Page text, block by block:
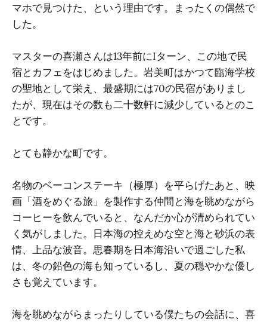
マホで見つけた、という理由です。まったくの偶然で
した。
マスターの喜瀬さんは13年前にIターン、この地で民
宿とカフェをはじめました。岩美町はかつて臨海学校
の聖地として栄え、最盛期には70の民宿がありまし
たが、現在はその数も二十数軒に減少しているとのこ
とです。
とても静かな町です。
名物のベーコンステーキ（極厚）を平らげたあと、映
画「酒をめぐる旅」を製作する仲間と海を眺めながら
コーヒーを飲んでいると、なんだか心が清められてい
く気がしました。日本海の控えめな空と海と砂浜の表
情、上品な波音。思春期を日本海沿いで過ごした私
は、冬の鉛色の海も知っているし、夏の穏やかな優し
さも覚えています。
海を眺めながらまったりしている僕たちの会話に、喜